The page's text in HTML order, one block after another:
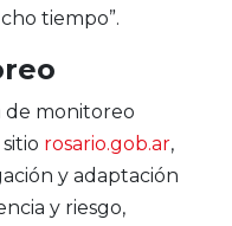
tiempo”.
de monitoreo
rosario.gob.ar,
y adaptación
y riesgo,